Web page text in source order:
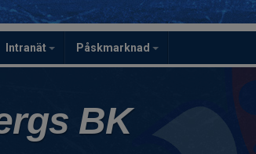
Intranät Påskmarknad
BK